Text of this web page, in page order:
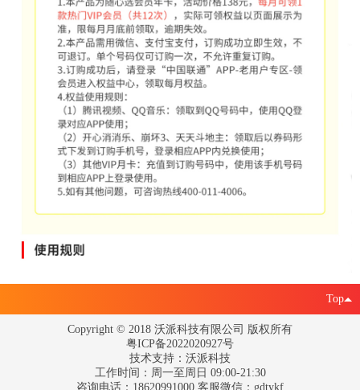
Top
Copyright © 2018 沃派科技有限公司 版权所有
粤ICP备2022020927号
技术支持：沃派科技
工作时间：周一至周日 09:00-21:30
咨询电话：18620991000 客服微信：gdtykf